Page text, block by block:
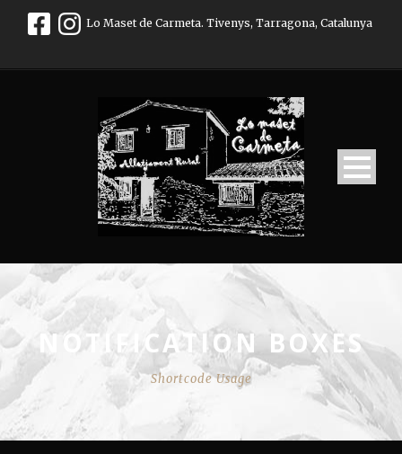
Lo Maset de Carmeta. Tivenys, Tarragona, Catalunya
NOTIFICATION BOXES
Shortcode Usage